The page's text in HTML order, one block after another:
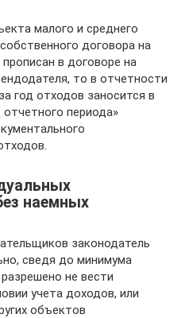
малого и среднего
договора на
в договоре на
то в отчетности
год отходов заносится в
периода»
наемных
законодатель
сведя до минимума
не вести
учета доходов, или
объектов